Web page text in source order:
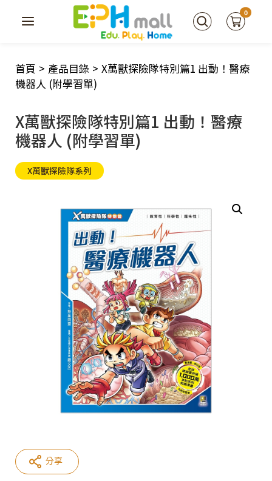
0
首頁 > 產品目錄 > X萬獸探險隊特別篇1 出動！醫療
機器人 (附學習單)
X萬獸探險隊特別篇1 出動！醫療
機器人 (附學習單)
X萬獸探險隊系列
分享